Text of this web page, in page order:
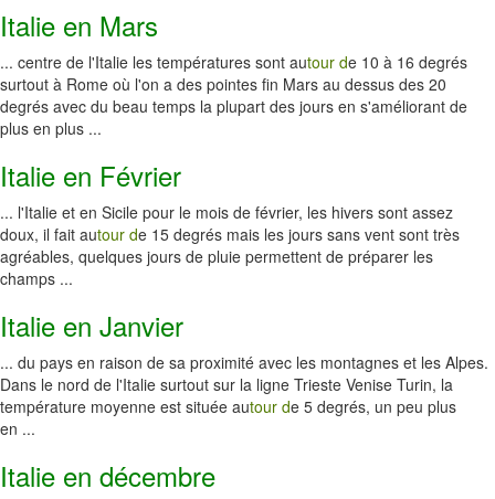
Italie en Mars
... centre de l'Italie les températures sont autour de 10 à 16 degrés
surtout à Rome où l'on a des pointes fin Mars au dessus des 20
degrés avec du beau temps la plupart des jours en s'améliorant de
plus en plus ...
Italie en Février
... l'Italie et en Sicile pour le mois de février, les hivers sont assez
doux, il fait autour de 15 degrés mais les jours sans vent sont très
agréables, quelques jours de pluie permettent de préparer les
champs ...
Italie en Janvier
... du pays en raison de sa proximité avec les montagnes et les Alpes.
Dans le nord de l'Italie surtout sur la ligne Trieste Venise Turin, la
température moyenne est située autour de 5 degrés, un peu plus
en ...
Italie en décembre